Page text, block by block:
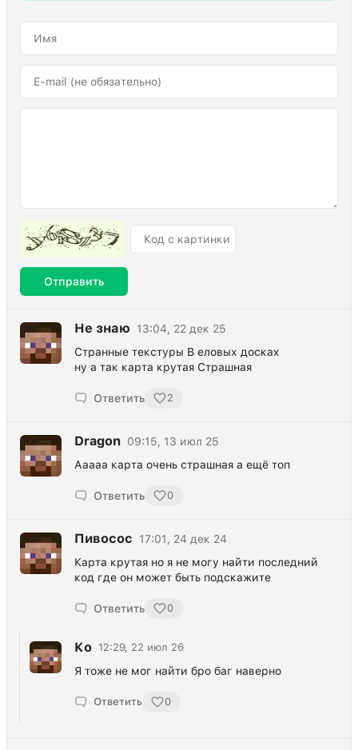
Отправить
Не знаю
13:04, 22 дек 25
Странные текстуры В еловых досках
ну а так карта крутая Страшная
Ответить 2
Dragon 09:15, 13 июл 25
Ааааа карта очень страшная а ещё топ
Ответить 0
Пивосос
17:01, 24 дек 24
Карта крутая но я не могу найти последний
код где он может быть подскажите
Ответить 0
Ко 12:29, 22 июл 26
Я тоже не мог найти бро баг наверно
Ответить 0